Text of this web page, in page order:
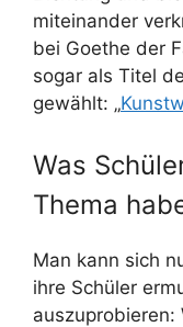
miteinander
bei Goethe der
sogar als Titel
gewählt: „
Was
Thema
Man kann sich
ihre Schüler
auszuprobieren: